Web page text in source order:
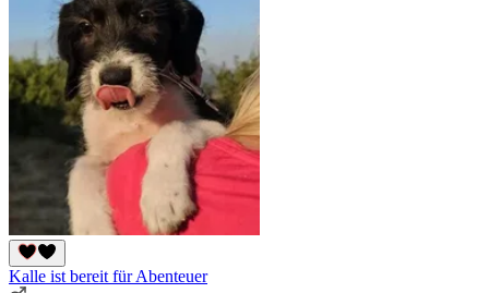
Kalle ist bereit für Abenteuer